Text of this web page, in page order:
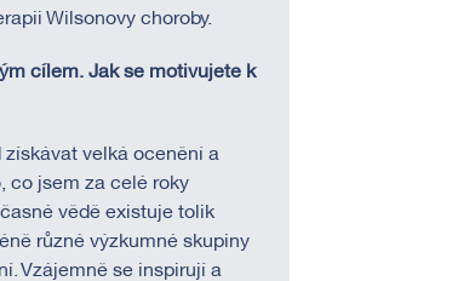
Wilsonovy choroby.
cílem. Jak se motivujete k
získávat velká ocenění a
co jsem za celé roky
vědě existuje tolik
různé výzkumné skupiny
Vzájemně se inspirují a